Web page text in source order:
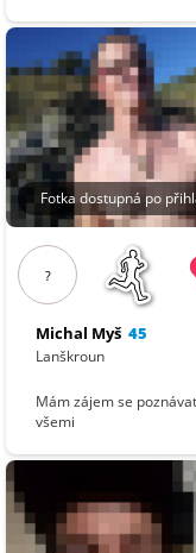
Fotka dostupná po
?
Michal Myš 45
Lanškroun
Mám zájem se
všemi